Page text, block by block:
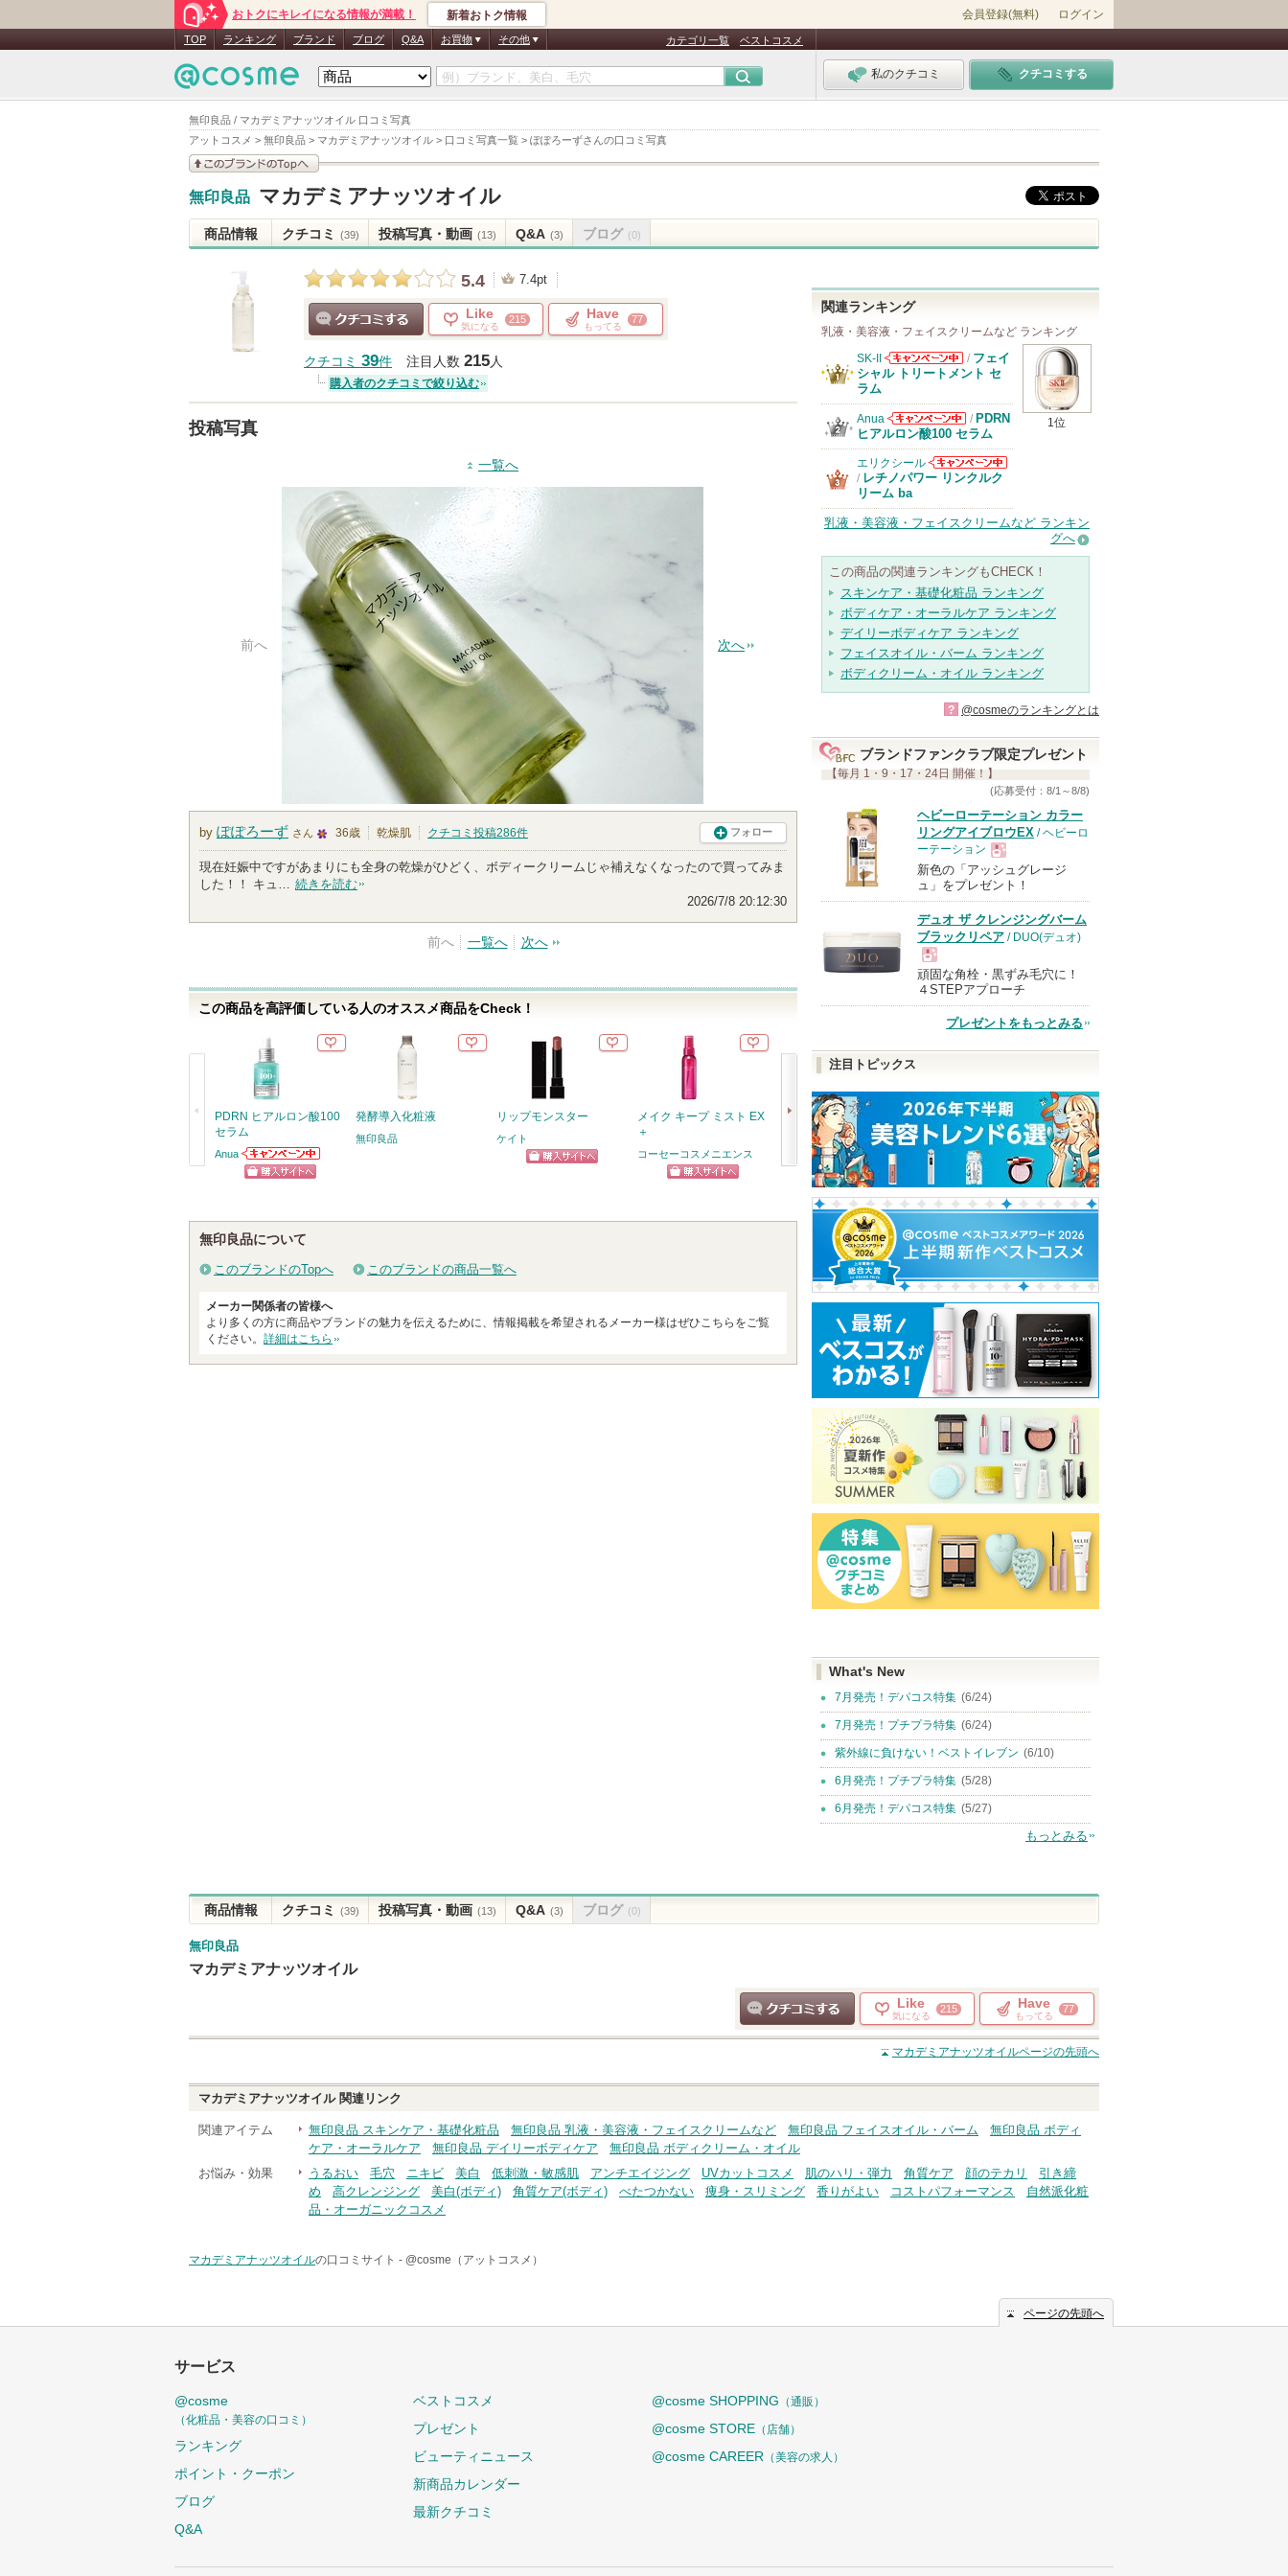
無印良品 / マカデミアナッツオイル 口コミ写真
アットコスメ > 無印良品 > マカデミアナッツオイル > 口コミ写真一覧 > ぽぽろーずさんの口コミ写真
おトクにキレイになる情報が満載！ 新着おトク情報 会員登録(無料) ログイン
TOP ランキング ブランド ブログ Q&A お買物 その他 カテゴリ一覧 ベストコスメ
私のクチコミ クチコミする
このブランドの情報を
見る
無印良品 マカデミアナッツオイル
商品情報 クチコミ (39) 投稿写真・動画 (13) Q&A (3) ブログ (0)
5.4 7.4pt
Like
気になる
215 Have
もってる
77
クチコミ 39件 注目人数 215人
購入者のクチコミで絞り込む
投稿写真
一覧へ
前へ 次へ
by ぽぽろーず さん
2
5
人
ン
バ
に
に
り
い
す
36歳 乾燥肌 クチコミ投稿286件 フォロー
現在妊娠中ですがあまりにも全身の乾燥がひどく、ボディークリームじゃ補えなくなったので買ってみま
した！！ キュ… 続きを読む
2026/7/8 20:12:30
前へ 一覧へ 次へ
この商品を高評価している人のオススメ商品をCheck！
PDRN ヒアルロン酸100
セラム
Anua
Anuaからのお知
らせがあります
発酵導入化粧液
無印良品
リップモンスター
ケイト
メイク キープ ミスト EX
＋
コーセーコスメニエンス
PDRN100ヒアルロン酸
セラムマスク
Anuaからのお知
らせがあります
ショッピン
グサイトへ
クリーミータッチライナ
ー
キャンメイク
ショッピン
グサイトへ
スキンパワー リニュー
クリーム
SK-II
SK-IIからのお知
らせがあります
ショッピン
グサイトへ
無印良品について
このブランドのTopへ このブランドの商品一覧へ
メーカー関係者の皆様へ
より多くの方に商品やブランドの魅力を伝えるために、情報掲載を希望されるメーカー様はぜひこちらをご覧
ください。 詳細はこちら
関連ランキング
乳液・美容液・フェイスクリームなど ランキング
1位
SK-II
SK-IIからのお
/ フェイ
シャル トリートメント セ
ラム
Anua
Anuaからのお
知らせがありま
す
/ PDRN
ヒアルロン酸100 セラム
エリクシール
エリクシールか
/ レチノパワー リンクルク
リーム ba
乳液・美容液・フェイスクリームなど ランキン
グへ
この商品の関連ランキングもCHECK！
スキンケア・基礎化粧品 ランキング
ボディケア・オーラルケア ランキング
デイリーボディケア ランキング
フェイスオイル・バーム ランキング
ボディクリーム・オイル ランキング
? @cosmeのランキングとは
ブランドファンクラブ限定プレゼント
【毎月 1・9・17・24日 開催！】
(応募受付：8/1～8/8)
ヘビーローテーション カラー
リングアイブロウEX / ヘビーロ
ーテーション
現
品
新色の「アッシュグレージ
ュ」をプレゼント！
デュオ ザ クレンジングバーム
ブラックリペア / DUO(デュオ)
現
頑固な角栓・黒ずみ毛穴に！
４STEPアプローチ
プレゼントをもっとみる
注目トピックス
What's New
7月発売！デパコス特集 (6/24)
7月発売！プチプラ特集 (6/24)
紫外線に負けない！ベストイレブン (6/10)
6月発売！プチプラ特集 (5/28)
6月発売！デパコス特集 (5/27)
もっとみる
商品情報 クチコミ (39) 投稿写真・動画 (13) Q&A (3) ブログ (0)
無印良品
マカデミアナッツオイル
クチコミする
Like
気になる
215 Have
もってる
77
マカデミアナッツオイルページの先頭へ
マカデミアナッツオイル関連リンク
関連アイテム 無印良品 スキンケア・基礎化粧品 無印良品 乳液・美容液・フェイスクリームなど 無印良品 フェイスオイル・バーム
無印良品 ボディ
ケア・オーラルケア
無印良品 デイリーボディケア
無印良品 ボディクリーム・オイル
お悩み・効果
うるおい 毛穴 ニキビ 美白 低刺激・敏感肌 アンチエイジング UVカットコスメ 肌のハリ・弾力 角質ケア 顔のテカリ
引き締
め
高クレンジング 美白(ボディ) 角質ケア(ボディ) べたつかない 痩身・スリミング 香りがよい コストパフォーマンス
自然派化粧
品・オーガニックコスメ
マカデミアナッツオイルの口コミサイト - @cosme（アットコスメ）
ページの先頭へ
サービス
@cosme
（化粧品・美容の口コミ）
ランキング
ポイント・クーポン
ブログ
Q&A
ベストコスメ
プレゼント
ビューティニュース
新商品カレンダー
最新クチコミ
@cosme SHOPPING （通販）
@cosme STORE （店舗）
@cosme CAREER （美容の求人）